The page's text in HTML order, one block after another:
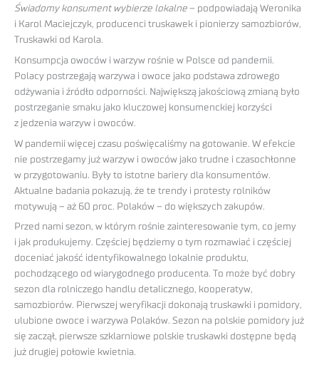
Świadomy konsument wybierze lokalne – podpowiadają Weronika
i Karol Maciejczyk, producenci truskawek i pionierzy samozbiorów,
Truskawki od Karola.
Konsumpcja owoców i warzyw rośnie w Polsce od pandemii.
Polacy postrzegają warzywa i owoce jako podstawa zdrowego
odżywania i źródło odporności. Największą jakościową zmianą było
postrzeganie smaku jako kluczowej konsumenckiej korzyści
z jedzenia warzyw i owoców.
W pandemii więcej czasu poświęcaliśmy na gotowanie. W efekcie
nie postrzegamy już warzyw i owoców jako trudne i czasochłonne
w przygotowaniu. Były to istotne bariery dla konsumentów.
Aktualne badania pokazują, że te trendy i protesty rolników
motywują – aż 60 proc. Polaków – do większych zakupów.
Przed nami sezon, w którym rośnie zainteresowanie tym, co jemy
i jak produkujemy. Częściej będziemy o tym rozmawiać i częściej
doceniać jakość identyfikowalnego lokalnie produktu,
pochodzącego od wiarygodnego producenta. To może być dobry
sezon dla rolniczego handlu detalicznego, kooperatyw,
samozbiorów. Pierwszej weryfikacji dokonają truskawki i pomidory,
ulubione owoce i warzywa Polaków. Sezon na polskie pomidory już
się zaczął, pierwsze szklarniowe polskie truskawki dostępne będą
już drugiej połowie kwietnia.